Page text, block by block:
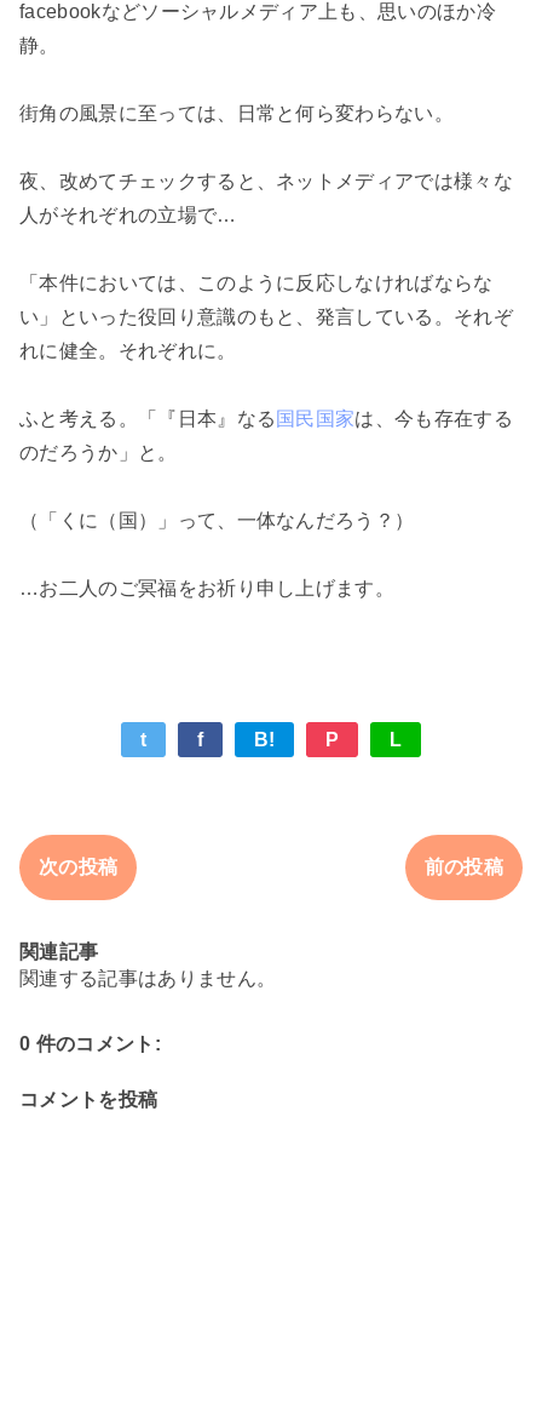
facebookなどソーシャルメディア上も、思いのほか冷
静。
街角の風景に至っては、日常と何ら変わらない。
夜、改めてチェックすると、ネットメディアでは様々な
人がそれぞれの立場で…
「本件においては、このように反応しなければならな
い」といった役回り意識のもと、発言している。それぞ
れに健全。それぞれに。
ふと考える。「『日本』なる 国民国家は、今も存在する
のだろうか」と。
（「くに（国）」って、一体なんだろう？）
…お二人のご冥福をお祈り申し上げます。
t f B! P L
次の投稿 前の投稿
関連記事
関連する記事はありません。
0 件のコメント:
コメントを投稿